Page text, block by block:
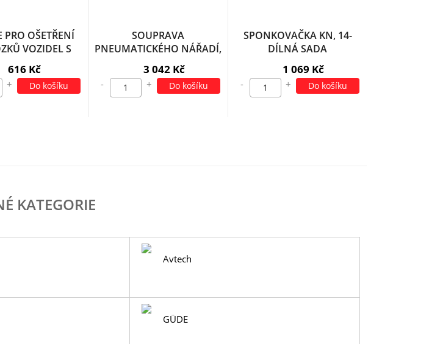
PRO OŠETŘENÍ
VOZIDEL S
616 Kč
+ Do košíku
SOUPRAVA
PNEUMATICKÉHO NÁŘADÍ,
3 042 Kč
- + Do košíku
SPONKOVAČKA KN, 14-
DÍLNÁ SADA
1 069 Kč
- + Do košíku
KATEGORIE
Avtech
GÜDE